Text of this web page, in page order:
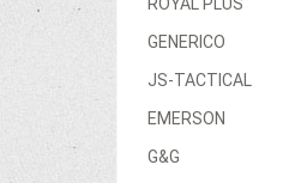
GENERICO
JS-TACTICAL
EMERSON
G&G